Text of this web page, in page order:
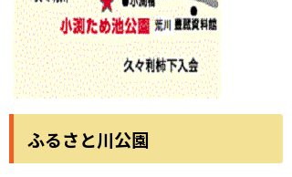
ふるさと川公園